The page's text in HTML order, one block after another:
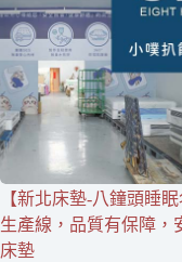
【新北床墊-八鐘頭睡
生產線，品質有保障，
床墊